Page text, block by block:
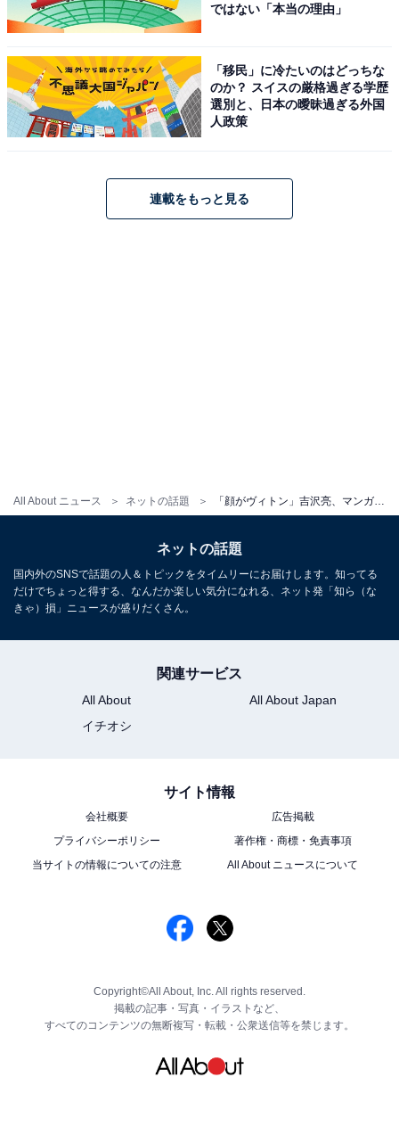
All About ニュース ネットの話題
ではない「本当の理由」
「移民」に冷たいのはどっちな
のか？ スイスの厳格過ぎる学歴
選別と、日本の曖昧過ぎる外国
人政策
連載をもっと見る
ネットの話題
国内外のSNSで話題の人＆トピックをタイムリーにお届けします。知ってる
だけでちょっと得する、なんだか楽しい気分になれる、ネット発「知ら（な
きゃ）損」ニュースが盛りだくさん。
関連サービス
All About
All About Japan
イチオシ
サイト情報
会社概要
広告掲載
プライバシーポリシー
著作権・商標・免責事項
当サイトの情報についての注意
All About ニュースについて
Copyright©All About, Inc. All rights reserved.
掲載の記事・写真・イラストなど、
すべてのコンテンツの無断複写・転載・公衆送信等を禁じます。